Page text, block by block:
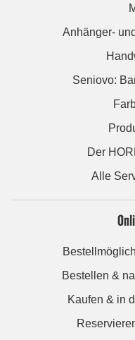
Anhänger-
Seniovo:
Der
Alle
Bestellen &
Kaufen & in